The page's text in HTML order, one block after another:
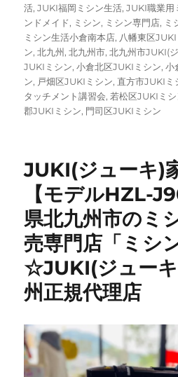
活,JUKI福岡ミシン生活,JUKI職業用
ンドメイド, ミシン, ミシン専門店, ミ
ミシン生活小倉南本店, 八幡東区
ン,北九州,北九州市,北九州市JUKI(
JUKIミシン,小倉北区JUKIミシン,小
ン, 戸畑区JUKIミシン, 直方市JUKIミ
タッチメント講習会,若松区JUKIミ
郡JUKIミシン, 門司区JUKIミシン
JUKI(ジューキ)
【モデルHZL-
県北九州市のミ
売専門店「ミシ
☆JUKI(ジュー
州正規代理店